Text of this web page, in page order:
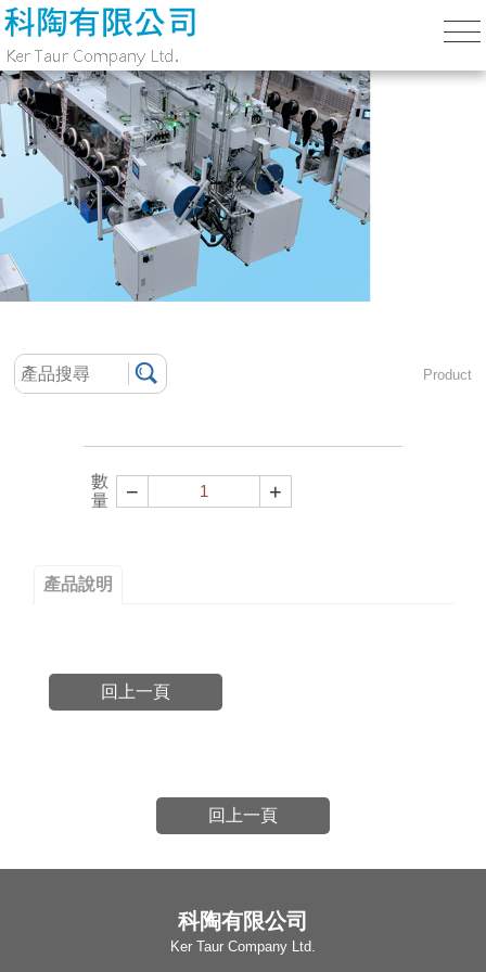
Product
數
量
− +
產品說明
回上一頁
回上一頁
科陶有限公司
Ker Taur Company Ltd.